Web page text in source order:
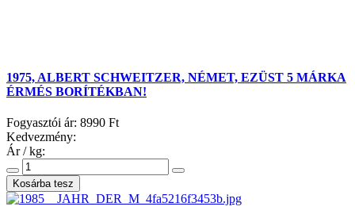
1975, ALBERT SCHWEITZER, NÉMET, EZÜST 5 MÁRKA
ÉRMÉS BORÍTÉKBAN!
Fogyasztói ár: 8990 Ft
Kedvezmény:
Ár / kg: